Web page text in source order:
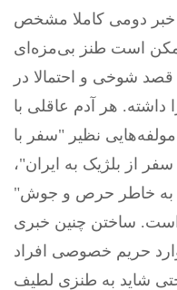
خبر دومی کاملا مشخص
است طنز بی‌مزه‌ای
شوخی و احتمالا در
داشته. هر آدم عاقلی با
نظیر "سفر با
از بلژیک به ایران"،
به خاطر حرص و جوش"
ساختن چنین خبری
حریم خصوصی افراد
شاید به طنزی لطیف